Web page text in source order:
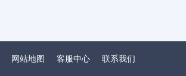
网站地图 客服中心 联系我们